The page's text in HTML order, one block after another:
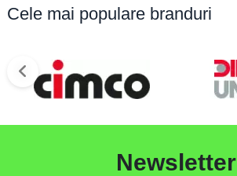
Greutate brută 7 g
Cele mai populare branduri
Newsletter